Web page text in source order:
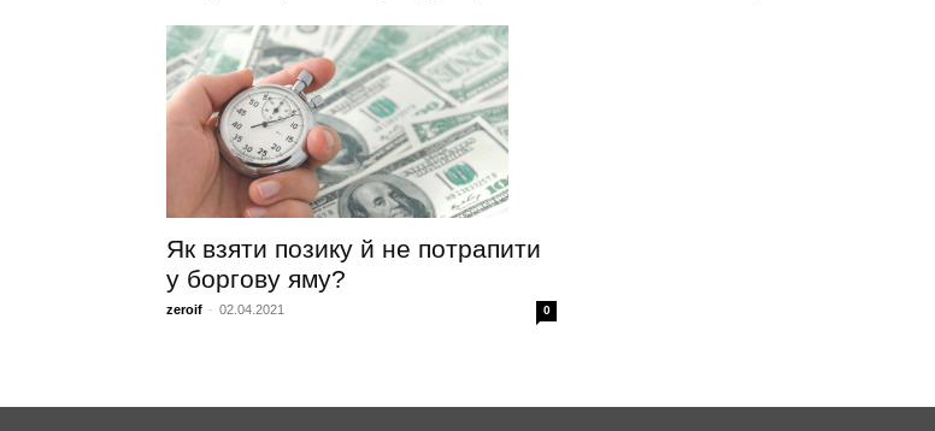
Як взяти позику й не потрапити
у боргову яму?
zeroif - 02.04.2021 0